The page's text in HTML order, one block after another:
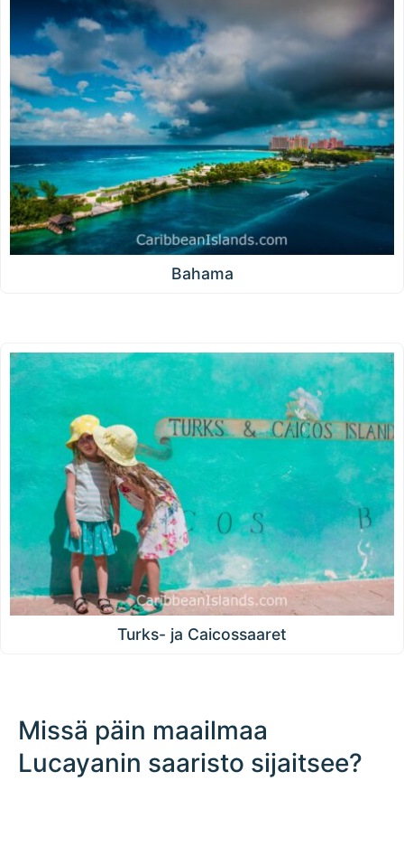
Bahama
Turks- ja Caicossaaret
Missä päin maailmaa
Lucayanin saaristo sijaitsee?
200 km / 124.3 mi